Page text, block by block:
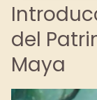
del
Maya